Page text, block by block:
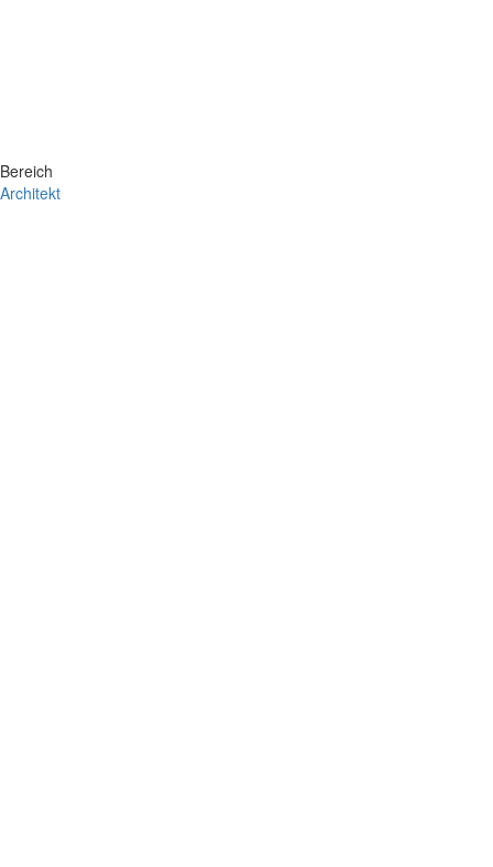
Bereich
Architekt